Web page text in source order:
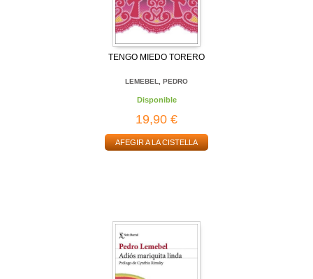
TENGO MIEDO TORERO
LEMEBEL, PEDRO
Disponible
19,90 €
AFEGIR A LA CISTELLA